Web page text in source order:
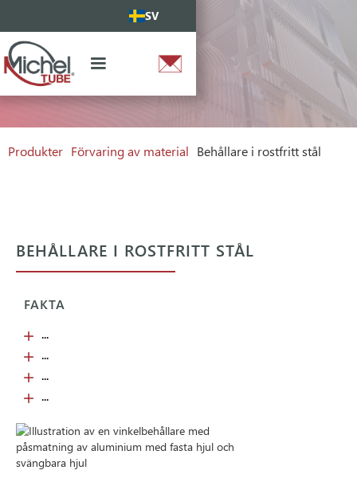
SV
Produkter Förvaring av material Behållare i rostfritt stål
BEHÅLLARE I ROSTFRITT STÅL
FAKTA
...
...
...
...